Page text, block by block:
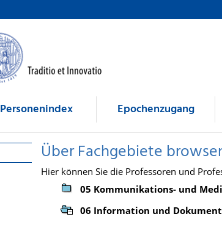
Personenindex Epochenzugang
Über Fachgebiete
Hier können Sie die Professoren und
05 Kommunikations- und
06 Information und